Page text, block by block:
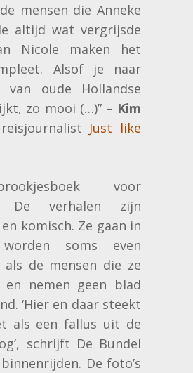
mensen die Anneke
altijd wat vergrijsde
Nicole maken het
Alsof je naar
van oude Hollandse
zo mooi (…)” – Kim
Just like
voor
De verhalen zijn
komisch. Ze gaan in
worden soms even
als de mensen die ze
en nemen geen blad
‘Hier en daar steekt
als een fallus uit de
schrijft De Bundel
De foto’s